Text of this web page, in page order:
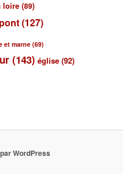
loire (89)
pont(127)
et marne(69)
(143) église (92)
WordPress